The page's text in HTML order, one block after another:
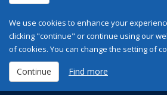
We use cookies to enhance your
clicking "continue" or continue using our
of cookies. You can change the setting of
Continue Find more